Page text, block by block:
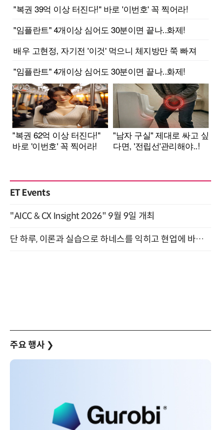
ET Events
"AICC & CX Insight 2026" 9월 9일 개최
단 하루, 이론과 실습으로 하네스를 익히고 현업에 바로 쓰는 핸즈온 워크숍 (8/20)
주요 행사 ❯